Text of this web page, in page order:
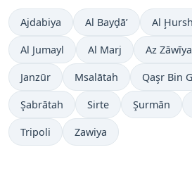
Ajdabiya Al Bayḑā’ Al
Al Jumayl Al Marj Az
Janzūr Msalātah Qaşr Bin
Şabrātah Sirte Şurmān
Tripoli Zawiya